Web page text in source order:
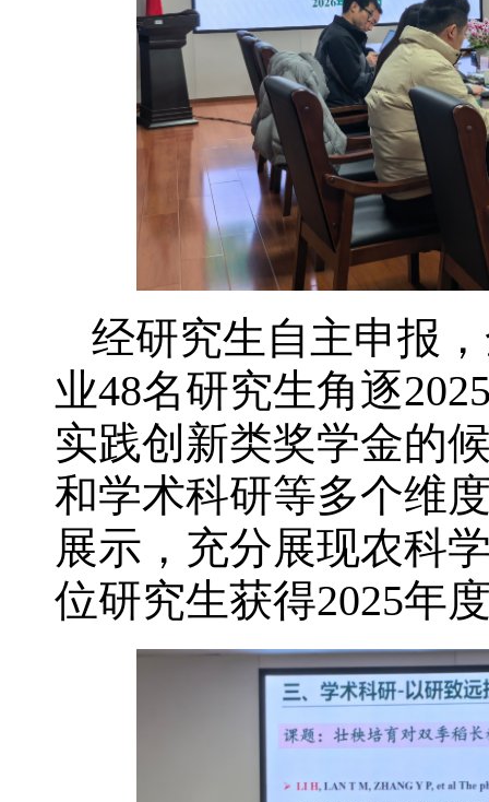
经研究生自主申报
业48名研究生角逐
实践创新类奖学金的
和学术科研等多个维
展示，充分展现农科
位研究生获得2025年